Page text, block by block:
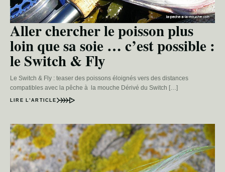
Aller chercher le poisson plus
loin que sa soie … c’est possible :
le Switch & Fly
Le Switch & Fly : teaser des poissons éloignés vers des distances
compatibles avec la pêche à la mouche Dérivé du Switch […]
LIRE L’ARTICLE